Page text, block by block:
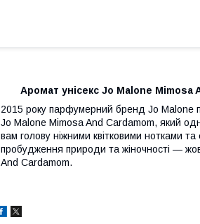
Аромат унісекс Jo Malone Mimosa
2015 року парфумерний бренд Jo Malone
Jo Malone Mimosa And Cardamom, який
вам голову ніжними квітковими нотками
пробудження природи та жіночності —
And Cardamom.